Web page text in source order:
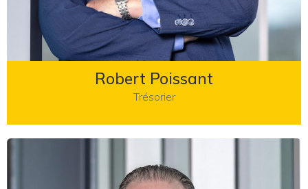
Robert Poissant
Trésorier